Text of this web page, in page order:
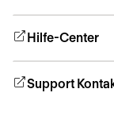
Hilfe-Center
Support